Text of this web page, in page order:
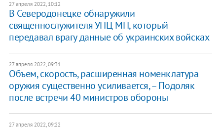
27 апреля 2022, 10:12
В Северодонецке обнаружили
священнослужителя УПЦ МП, который
передавал врагу данные об украинских войсках
27 апреля 2022, 09:31
Объем, скорость, расширенная номенклатура
оружия существенно усиливается, – Подоляк
после встречи 40 министров обороны
27 апреля 2022, 09:22